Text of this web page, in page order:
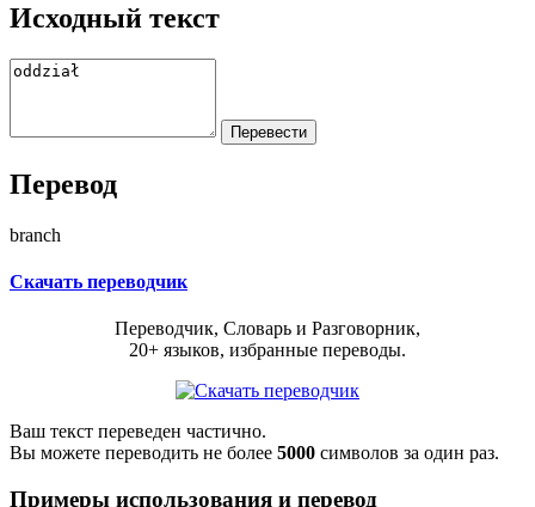
Исходный текст
Перевод
branch
Скачать переводчик
Переводчик, Словарь и Разговорник,
20+ языков, избранные переводы.
Ваш текст переведен частично.
Вы можете переводить не более 5000 символов за один раз.
Примеры использования и перевод